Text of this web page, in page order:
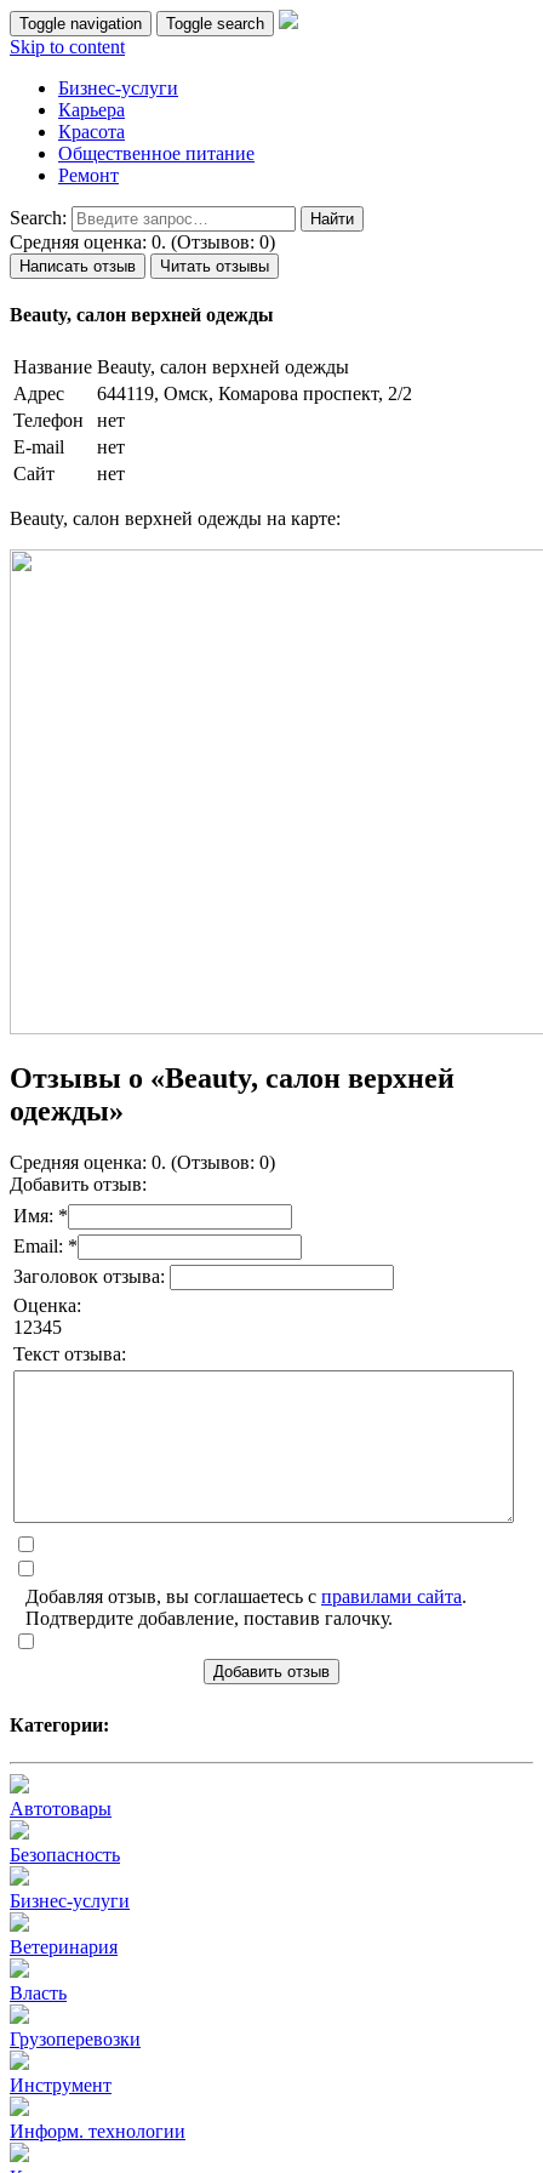
Toggle navigation Toggle search
Skip to content
Бизнес-услуги
Карьера
Красота
Общественное питание
Ремонт
Search:
Средняя оценка: 0. (Отзывов: 0)
Написать отзыв Читать отзывы
Beauty, салон верхней одежды
Название Beauty, салон верхней одежды
Адрес
644119, Омск, Комарова проспект, 2/2
Телефон
нет
E-mail
нет
Сайт
нет
Beauty, салон верхней одежды на карте:
Отзывы о «Beauty, салон верхней
одежды»
Средняя оценка: 0. (Отзывов: 0)
Добавить отзыв:
Имя: *
Email: *
Заголовок отзыва:
Оценка:
1 2345
Текст отзыва:
Добавляя отзыв, вы соглашаетесь с правилами сайта.
Подтвердите добавление, поставив галочку.
Добавить отзыв
Категории:
Автотовары
Безопасность
Бизнес-услуги
Ветеринария
Власть
Грузоперевозки
Инструмент
Информ. технологии